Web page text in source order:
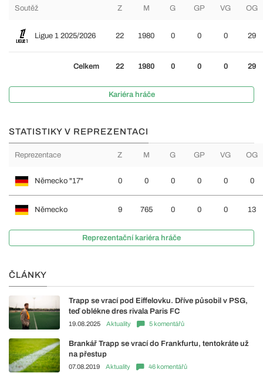
Soutěž Z M G GP VG OG
Ligue 1 2025/2026 22 1980 0 0 0 29
Celkem 22 1980 0 0 0 29
Kariéra hráče
STATISTIKY V REPREZENTACI
Reprezentace Z M G GP VG OG
Německo "17" 0 0 0 0 0 0
Německo 9 765 0 0 0 13
Reprezentační kariéra hráče
ČLÁNKY
Trapp se vrací pod Eiffelovku. Dříve působil v PSG,
teď oblékne dres rivala Paris FC
19.08.2025 Aktuality 5 komentářů
Brankář Trapp se vrací do Frankfurtu, tentokráte už
na přestup
07.08.2019 Aktuality 46 komentářů